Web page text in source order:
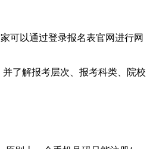
可以通过登录报名表官网进行网
了解报考层次、报考科类、院校